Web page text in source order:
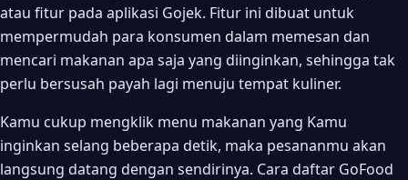
2. GoFood Turbo
3. GoFood Exclusive
Cara Daftar GoFood Gojek
1. Masuk ke Web Resmi Gojek
2. Isi Data-data di Formulir Pendaftaran
atau fitur pada aplikasi Gojek. Fitur ini dibuat untuk
mempermudah para konsumen dalam memesan dan
mencari makanan apa saja yang diinginkan, sehingga tak
perlu bersusah payah lagi menuju tempat kuliner.
Kamu cukup mengklik menu makanan yang Kamu
inginkan selang beberapa detik, maka pesananmu akan
langsung datang dengan sendirinya. Cara daftar GoFood